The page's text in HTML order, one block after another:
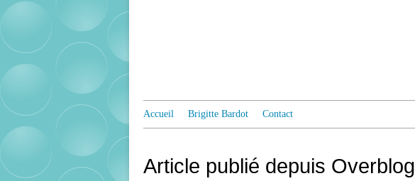
Accueil Brigitte Bardot Contact
Article publié depuis Overblog